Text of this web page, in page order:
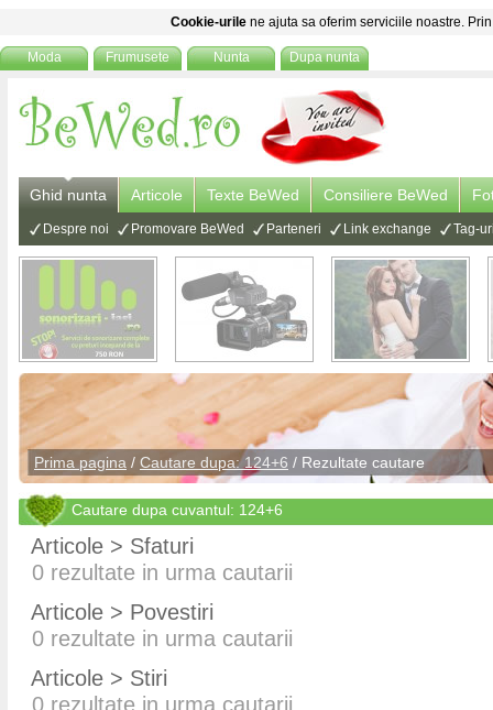
Cookie-urile ne ajuta sa oferim serviciile noastre.
Moda Frumusete Nunta Dupa nunta
Ghid nunta Articole Texte BeWed Consiliere BeWed
Despre noi Promovare BeWed Parteneri Link exchange Tag-
Prima pagina / Cautare dupa: 124+6 / Rezultate cautare
Cautare dupa cuvantul: 124+6
Articole > Sfaturi
0 rezultate in urma cautarii
Articole > Povestiri
0 rezultate in urma cautarii
Articole > Stiri
0 rezultate in urma cautarii